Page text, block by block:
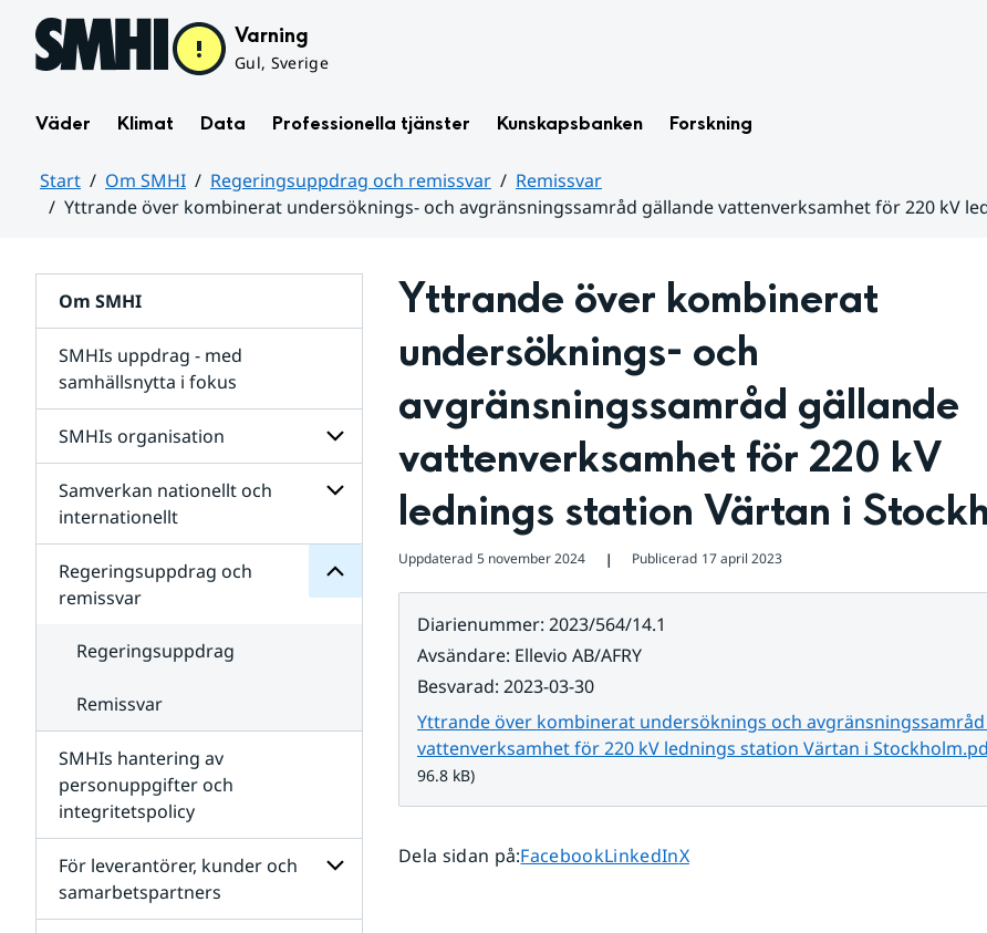
Hoppa till sidans innehåll Varning
Gul, Sverige
Väder Klimat Data Professionella tjänster Kunskapsbanken Forskning
Start Om SMHI Regeringsuppdrag och remissvar
Remissvar
Yttrande över kombinerat undersöknings- och avgränsningssamråd gällande vattenverksamhet för 220 kV
Om SMHI
SMHIs uppdrag - med
samhällsnytta i fokus
SMHIs organisation
Undersidor
organisation
Samverkan nationellt och
internationellt
Undersidor
för
Samverkan
internationellt
Regeringsuppdrag och
remissvar
för
Regeringsuppdrag
remissvar
Regeringsuppdrag
Remissvar
SMHIs hantering av
personuppgifter och
integritetspolicy
För leverantörer, kunder och
samarbetspartners
Undersidor
Yttrande över kombinerat
undersöknings- och
avgränsningssamråd gällande
vattenverksamhet för 220 kV
lednings station Värtan i
Uppdaterad 5 november 2024 ❘ Publicerad 17 april 2023
Diarienummer: 2023/564/14.1
Avsändare: Ellevio AB/AFRY
Besvarad: 2023-03-30
Yttrande över kombinerat undersöknings och
vattenverksamhet för 220 kV lednings station Värtan i
96.8 kB)
Dela sidan på:Dela sidan på
FacebookDela sidan på
LinkedInDela sidan på
X